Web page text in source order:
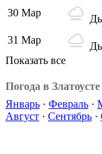
30 Мар
31 Мар
Показать все
Погода в
Январь · Февраль ·
Август · Сентябрь ·